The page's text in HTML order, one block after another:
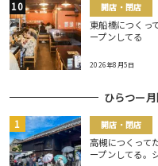
開店・閉店
東船橋につくっ
ープンしてる
2026年8月5日
ひらつー
開店・閉店
高槻につくって
ープンしてる。